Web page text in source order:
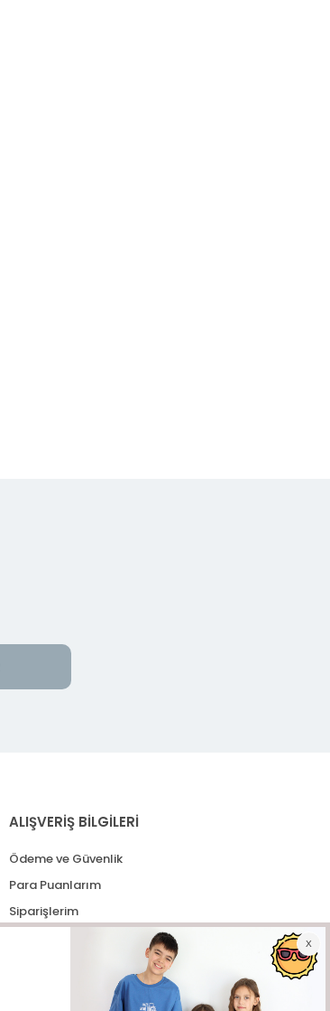
ALIŞVERİŞ BİLGİLERİ
Ödeme ve Güvenlik
Para Puanlarım
Siparişlerim